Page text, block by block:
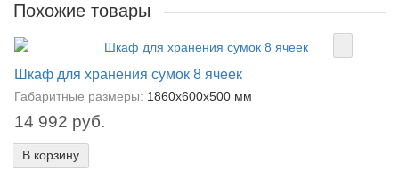
Похожие товары
Шкаф для хранения сумок 8 ячеек
Габаритные размеры: 1860х600х500 мм
14 992 руб.
В корзину